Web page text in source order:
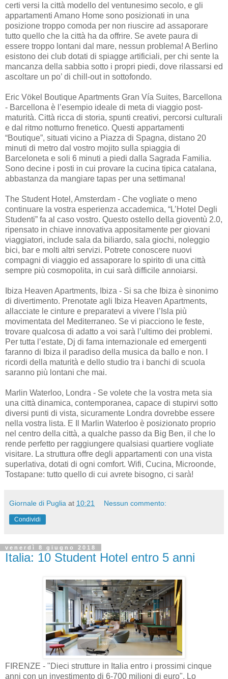
certi versi la città modello del ventunesimo secolo, e gli
appartamenti Amano Home sono posizionati in una
posizione troppo comoda per non riuscire ad assaporare
tutto quello che la città ha da offrire. Se avete paura di
essere troppo lontani dal mare, nessun problema! A Berlino
esistono dei club dotati di spiagge artificiali, per chi sente la
mancanza della sabbia sotto i propri piedi, dove rilassarsi ed
ascoltare un po’ di chill-out in sottofondo.
Eric Vökel Boutique Apartments Gran Vía Suites, Barcellona
- Barcellona è l’esempio ideale di meta di viaggio post-
maturità. Città ricca di storia, spunti creativi, percorsi culturali
e dal ritmo notturno frenetico. Questi appartamenti
“Boutique”, situati vicino a Piazza di Spagna, distano 20
minuti di metro dal vostro mojito sulla spiaggia di
Barceloneta e soli 6 minuti a piedi dalla Sagrada Familia.
Sono decine i posti in cui provare la cucina tipica catalana,
abbastanza da mangiare tapas per una settimana!
The Student Hotel, Amsterdam - Che vogliate o meno
continuare la vostra esperienza accademica, “L’Hotel Degli
Studenti” fa al caso vostro. Questo ostello della gioventù 2.0,
ripensato in chiave innovativa appositamente per giovani
viaggiatori, include sala da biliardo, sala giochi, noleggio
bici, bar e molti altri servizi. Potrete conoscere nuovi
compagni di viaggio ed assaporare lo spirito di una città
sempre più cosmopolita, in cui sarà difficile annoiarsi.
Ibiza Heaven Apartments, Ibiza - Si sa che Ibiza è sinonimo
di divertimento. Prenotate agli Ibiza Heaven Apartments,
allacciate le cinture e preparatevi a vivere l’Isla più
movimentata del Mediterraneo. Se vi piacciono le feste,
trovare qualcosa di adatto a voi sarà l’ultimo dei problemi.
Per tutta l’estate, Dj di fama internazionale ed emergenti
faranno di Ibiza il paradiso della musica da ballo e non. I
ricordi della maturità e dello studio tra i banchi di scuola
saranno più lontani che mai.
Marlin Waterloo, Londra - Se volete che la vostra meta sia
una città dinamica, contemporanea, capace di stupirvi sotto
diversi punti di vista, sicuramente Londra dovrebbe essere
nella vostra lista. E Il Marlin Waterloo è posizionato proprio
nel centro della città, a qualche passo da Big Ben, il che lo
rende perfetto per raggiungere qualsiasi quartiere vogliate
visitare. La struttura offre degli appartamenti con una vista
superlativa, dotati di ogni comfort. Wifi, Cucina, Microonde,
Tostapane: tutto quello di cui avrete bisogno, ci sarà!
Giornale di Puglia at 10:21 Nessun commento:
Condividi
venerdì 8 giugno 2018
Italia: 10 Student Hotel entro 5 anni
FIRENZE - "Dieci strutture in Italia entro i prossimi cinque
anni con un investimento di 6-700 milioni di euro". Lo